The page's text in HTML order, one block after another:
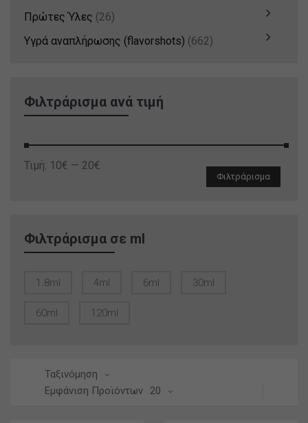
Πρώτες Ύλες (26)
Υγρά αναπλήρωσης (flavorshots) (662)
Φιλτράρισμα ανά τιμή
Ελάχιστη
Μέγιστη
Φιλτράρισμα
Τιμή: 10€ — 20€
Φιλτράρισμα σε ml
1.8ml 4ml 6ml 30ml
60ml 120ml
Ταξινόμηση
Εμφάνιση Προϊόντων
20